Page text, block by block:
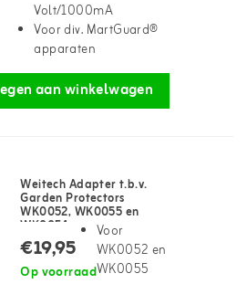
Volt/1000mA
Voor div. MartGuard®
apparaten
aan winkelwagen
Weitech Adapter t.b.v.
Garden Protectors
WK0052, WK0055 en
WK0054
€19,95
Op voorraad
Voor
WK0052 en
WK0055